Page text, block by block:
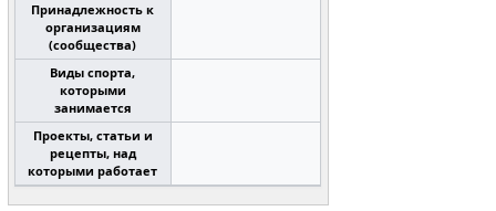
Принадлежность к
организациям
(сообщества)
Виды спорта,
которыми
занимается
Проекты, статьи и
рецепты, над
которыми работает